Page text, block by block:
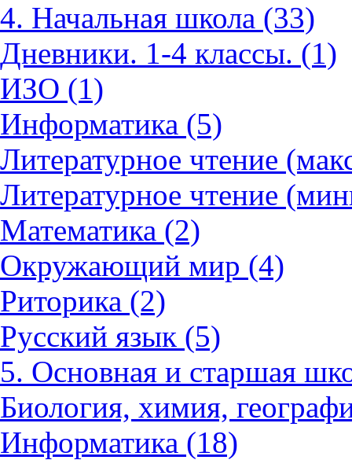
4. Начальная школа (33)
Дневники. 1-4 классы. (1)
ИЗО (1)
Информатика (5)
Литературное чтение
Литературное чтение
Математика (2)
Окружающий мир (4)
Риторика (2)
Русский язык (5)
5. Основная и старшая
Биология, химия,
Информатика (18)